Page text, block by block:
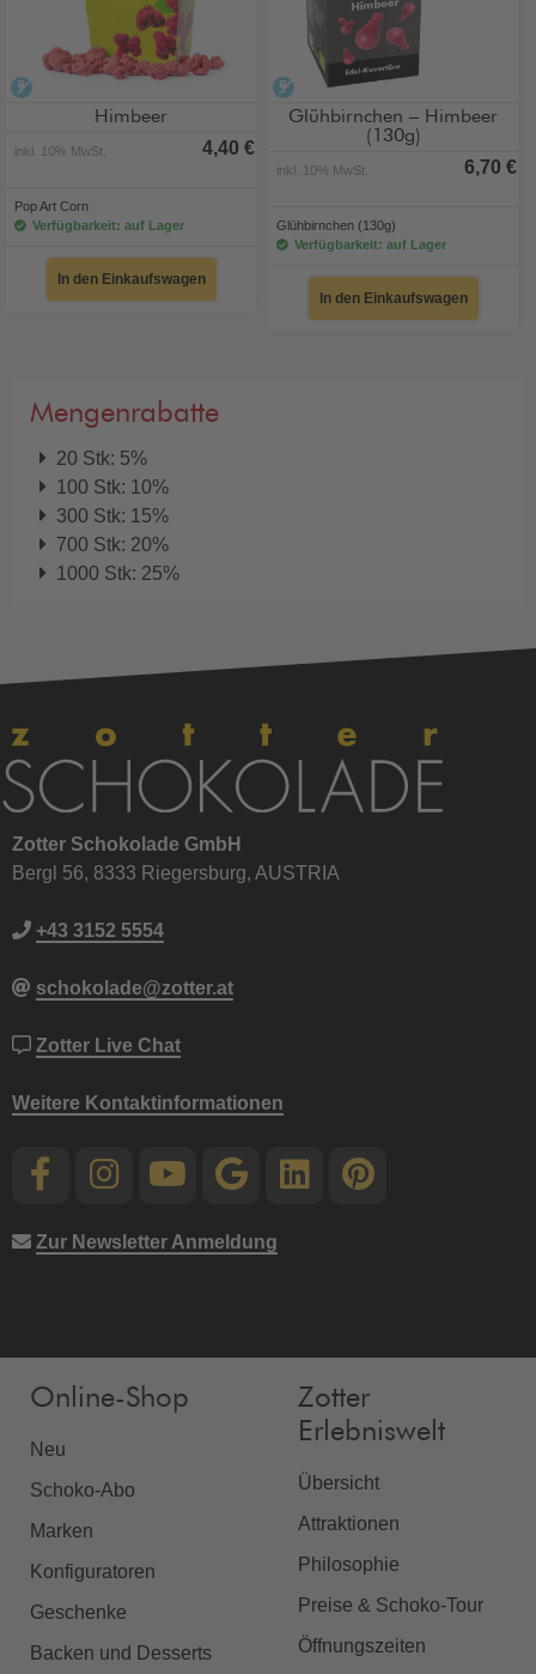
Himbeer
inkl. 10% MwSt. 4,40 €
Pop Art Corn
Verfügbarkeit: auf Lager
In den Einkaufswagen
alkoholfrei
Glühbirnchen – Himbeer
(130g)
inkl. 10% MwSt. 6,70 €
Glühbirnchen (130g)
Verfügbarkeit: auf Lager
In den Einkaufswagen
Mengenrabatte
20 Stk: 5%
100 Stk: 10%
300 Stk: 15%
700 Stk: 20%
1000 Stk: 25%
Zotter Schokolade GmbH
Bergl 56, 8333 Riegersburg, AUSTRIA
+43 3152 5554
schokolade@zotter.at
Zotter Live Chat
Weitere Kontaktinformationen
Zur Newsletter Anmeldung
Online-Shop
Neu
Schoko-Abo
Marken
Konfiguratoren
Geschenke
Backen und Desserts
Zotter
Erlebniswelt
Übersicht
Attraktionen
Philosophie
Preise & Schoko-Tour
Öffnungszeiten